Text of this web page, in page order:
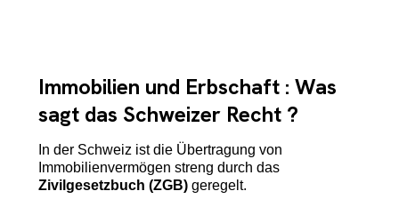
Immobilien und Erbschaft : Was
sagt das Schweizer Recht ?
In der Schweiz ist die Übertragung von
Immobilienvermögen streng durch das
Zivilgesetzbuch (ZGB)geregelt.